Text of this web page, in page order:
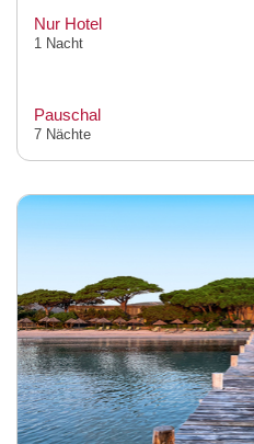
Nur Hotel
1 Nacht
Pauschal
7 Nächte